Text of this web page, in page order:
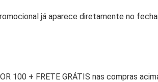
já aparece diretamente no
100 + FRETE GRÁTIS nas compras